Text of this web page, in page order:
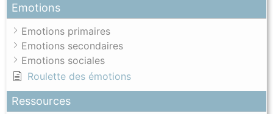
Emotions
Emotions primaires
Emotions secondaires
Emotions sociales
Roulette des émotions
Ressources